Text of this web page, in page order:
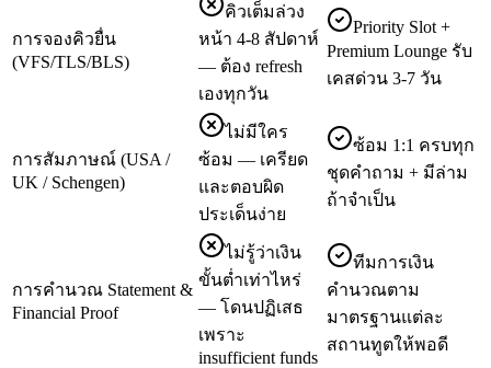
การจองคิวยื่น
(VFS/TLS/BLS)
คิวเต็มล่วง
หน้า 4-8 สัปดาห์
— ต้อง refresh
เองทุกวัน
Priority Slot +
Premium Lounge รับ
เคสด่วน 3-7 วัน
การสัมภาษณ์ (USA /
UK / Schengen)
ไม่มีใคร
ซ้อม — เครียด
และตอบผิด
ประเด็นง่าย
ซ้อม 1:1 ครบทุก
ชุดคำถาม + มีล่าม
ถ้าจำเป็น
การคำนวณ Statement &
Financial Proof
ไม่รู้ว่าเงิน
ขั้นต่ำเท่าไหร่
— โดนปฏิเสธ
เพราะ
insufficient funds
ทีมการเงิน
คำนวณตาม
มาตรฐานแต่ละ
สถานทูตให้พอดี